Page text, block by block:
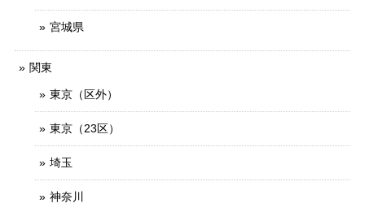
宮城県
関東
東京（区外）
東京（23区）
埼玉
神奈川